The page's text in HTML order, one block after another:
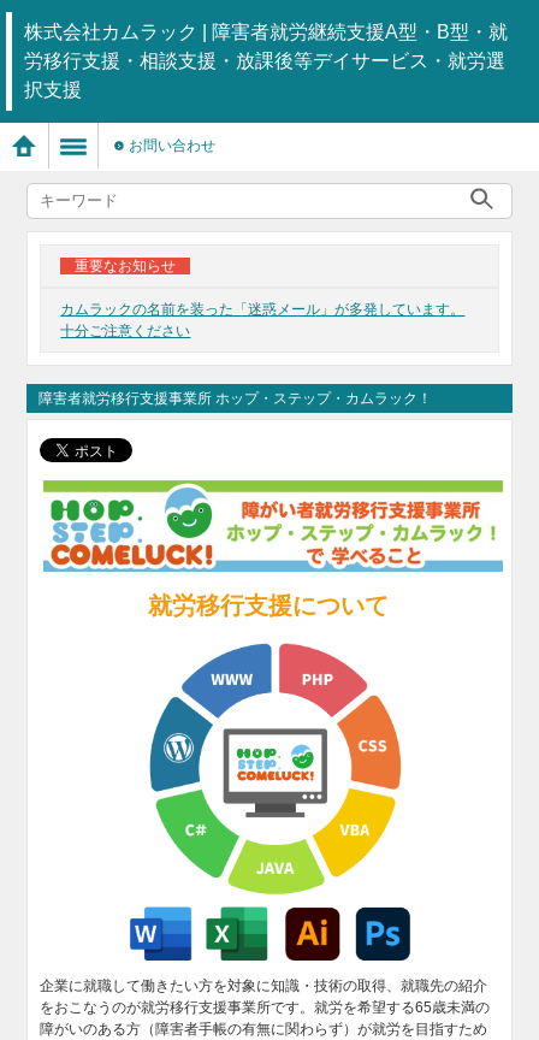
株式会社カムラック | 障害者就労継続支援A型・B型・就
労移行支援・相談支援・放課後等デイサービス・就労選
択支援
お問い合わせ
重要なお知らせ
カムラックの名前を装った「迷惑メール」が多発しています。
十分ご注意ください
障害者就労移行支援事業所 ホップ・ステップ・カムラック！
就労移行支援について
企業に就職して働きたい方を対象に知識・技術の取得、就職先の紹介
をおこなうのが就労移行支援事業所です。就労を希望する65歳未満の
障がいのある方（障害者手帳の有無に関わらず）が就労を目指すため